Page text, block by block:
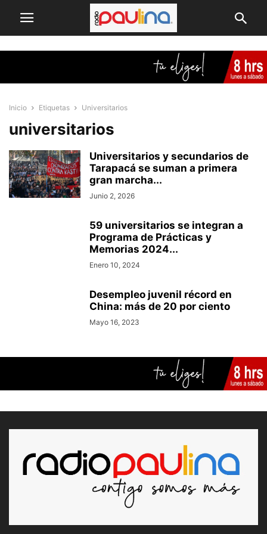
Inicio Etiquetas Universitarios
universitarios
Universitarios y secundarios de
Tarapacá se suman a primera
gran marcha...
Junio 2, 2026
59 universitarios se integran a
Programa de Prácticas y
Memorias 2024...
Enero 10, 2024
Desempleo juvenil récord en
China: más de 20 por ciento
Mayo 16, 2023